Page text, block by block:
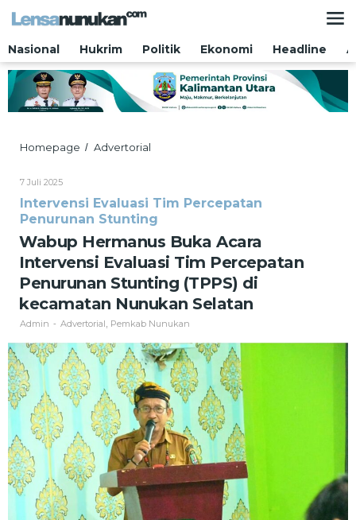
Nasional
Hukrim Politik Ekonomi Headline
Homepage / Advertorial
Intervensi
Evaluasi
Percepatan
Penurunan
Stunting
(TPPS)
di
Selatan
7 Juli 2025Oleh
Intervensi Evaluasi Tim Percepatan
Penurunan Stunting
Wabup Hermanus Buka Acara
Intervensi Evaluasi Tim Percepatan
Penurunan Stunting (TPPS) di
kecamatan Nunukan Selatan
Admin - Advertorial Pemkab Nunukan